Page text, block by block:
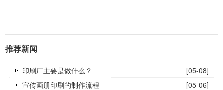
推荐新闻
印刷厂主要是做什么？
[05-08]
宣传画册印刷的制作流程
[05-06]